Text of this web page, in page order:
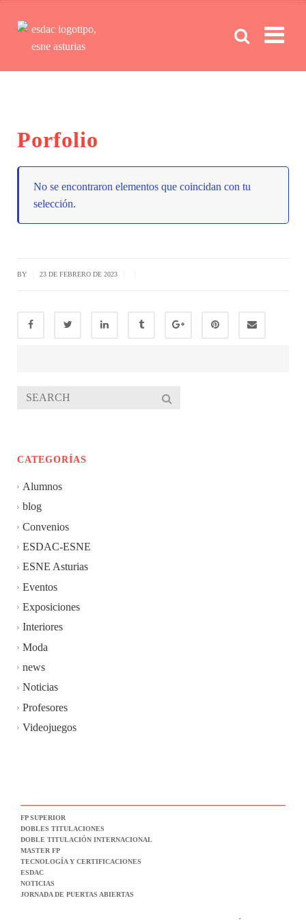
Porfolio
No se encontraron elementos que coincidan con tu
selección.
BY 23 DE FEBRERO DE 2023
CATEGORÍAS
Alumnos
blog
Convenios
ESDAC-ESNE
ESNE Asturias
Eventos
Exposiciones
Interiores
Moda
news
Noticias
Profesores
Videojuegos
FP SUPERIOR
DOBLES TITULACIONES
DOBLE TITULACIÓN INTERNACIONAL
MASTER FP
TECNOLOGÍA Y CERTIFICACIONES
ESDAC
NOTICIAS
JORNADA DE PUERTAS ABIERTAS